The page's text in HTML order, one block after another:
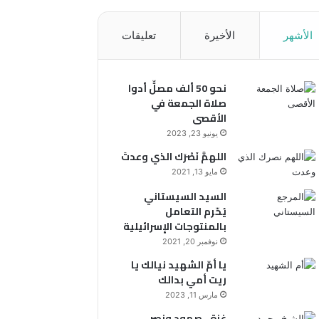
الأشهر الأخيرة تعليقات
نحو 50 ألف مصلٍّ أدوا
صلاة الجمعة في
الأقصى
يونيو 23, 2023
اللهمَّ نَصْرَك الذي وعدتَ
مايو 13, 2021
السيد السيستاني
يُحّرم التعامل
بالمنتوجات الإسرائيلية
نوفمبر 20, 2021
يا أمّ الشهيد نيالك يا
ريت أمي بدالك
مارس 11, 2023